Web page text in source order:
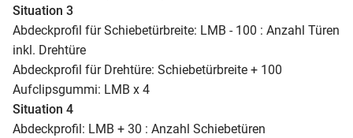
Situation 3
Abdeckprofil für Schiebetürbreite: LMB - 100 : Anzahl Türen
inkl. Drehtüre
Abdeckprofil für Drehtüre: Schiebetürbreite + 100
Aufclipsgummi: LMB x 4
Situation 4
Abdeckprofil: LMB + 30 : Anzahl Schiebetüren